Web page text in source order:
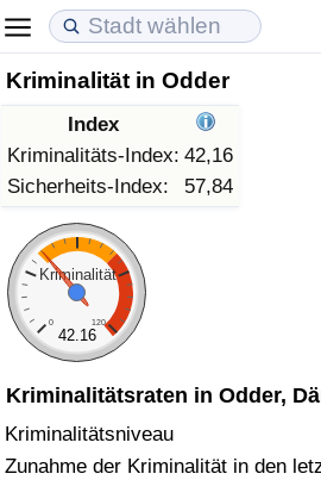
Kriminalität in Odder
Index
Kriminalitäts-Index: 42,16
Sicherheits-Index:
57,84
Kriminalität
0 120
42.16
Kriminalitätsraten in Odder,
Kriminalitätsniveau
Zunahme der Kriminalität in den
Lebenshaltungskosten
Lebenshaltungskosten-Index
Lebenshaltungskosten-Index
Lebenshaltungskosten-Index
in Akaba
Immobilienpreise
Immobilienpreis-Index (aktuell)
Immobilienpreis-Index
Immobilienpreis-Index nach Land
Lebensqualität
Lebensqualität-Index
Lebensqualität-Index (aktuell)
Lebensqualitätsindex nach Land
Kriminalität
Kriminalitäts-Index (aktuell)
Kriminalitäts-Index